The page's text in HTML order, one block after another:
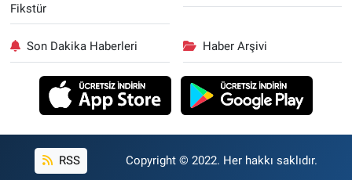
Fikstür
Son Dakika Haberleri Haber Arşivi
RSS Copyright © 2022. Her hakkı saklıdır.